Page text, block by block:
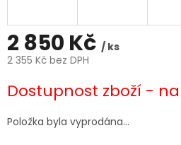
2 850 Kč / ks
2 355 Kč bez DPH
cena:
Dostupnost zboží -
Položka byla vyprodána…